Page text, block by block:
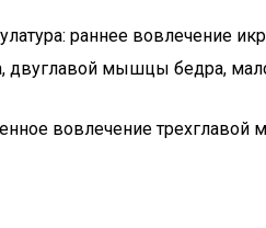
раннее вовлечение
двуглавой мышцы бедра,
вовлечение